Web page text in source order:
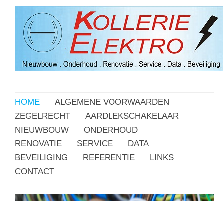
HOME
ALGEMENE VOORWAARDEN
ZEGELRECHT
AARDLEKSCHAKELAAR
NIEUWBOUW
ONDERHOUD
RENOVATIE
SERVICE
DATA
BEVEILIGING
REFERENTIE
LINKS
CONTACT